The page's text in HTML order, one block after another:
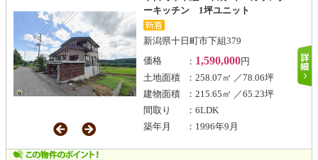
ーキッチン 1坪ユニット
新潟県十日町市下組379
価格
： 1,590,000円
土地面積
：258.07㎡ ／78.06坪
建物面積
：215.65㎡ ／65.23坪
間取り
：6LDK
築年月
：1996年9月